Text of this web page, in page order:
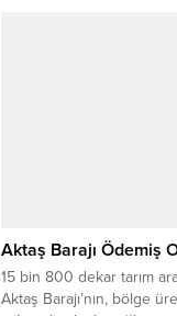
Aktaş Barajı Ödemiş
15 bin 800 dekar tarım
Aktaş Barajı’nın, bölge